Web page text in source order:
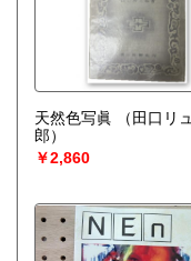
天然色写眞
（田口リ
郎）
￥2,860